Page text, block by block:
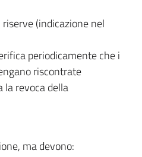
(indicazione nel
periodicamente che i
riscontrate
revoca della
ma devono: